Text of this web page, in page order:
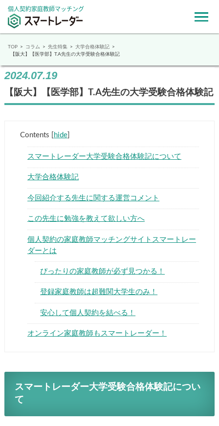
個人契約家庭教師マッチング
▶
TOP コラム 先生特集
大学合格体験記
【阪大】【医学部】T.A先生の大学受験合格体験記
2024.07.19
【阪大】【医学部】T.A先生の大学受験合格体験記
Contents hide]
スマートレーダー大学受験合格体験記について
大学合格体験記
今回紹介する先生に関する運営コメント
この先生に勉強を教えて欲しい方へ
個人契約の家庭教師マッチングサイトスマートレー
ダーとは
ぴったりの家庭教師が必ず見つかる！
登録家庭教師は超難関大学生のみ！
安心して個人契約を結べる！
オンライン家庭教師もスマートレーダー！
スマートレーダー大学受験合格体験記につい
て